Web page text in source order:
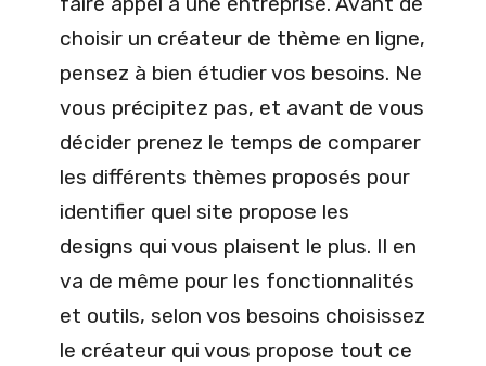
choisir un créateur de thème en ligne,
pensez à bien étudier vos besoins. Ne
vous précipitez pas, et avant de vous
décider prenez le temps de comparer
les différents thèmes proposés pour
identifier quel site propose les
designs qui vous plaisent le plus. Il en
va de même pour les fonctionnalités
et outils, selon vos besoins choisissez
le créateur qui vous propose tout ce